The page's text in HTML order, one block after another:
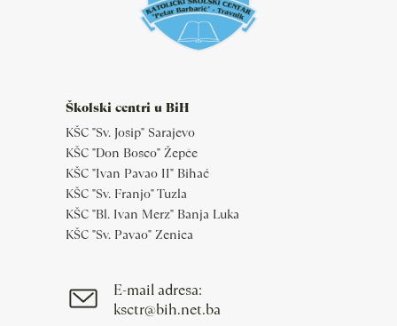
Školski centri u BiH
KŠC "Sv. Josip" Sarajevo
KŠC "Don Bosco" Žepče
KŠC "Ivan Pavao II" Bihać
KŠC "Sv. Franjo" Tuzla
KŠC "Bl. Ivan Merz" Banja Luka
KŠC "Sv. Pavao" Zenica
E-mail adresa:
ksctr@bih.net.ba